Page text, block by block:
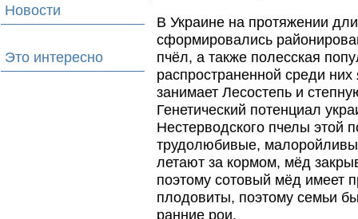
Новости
Это интересно
В Украине на протяжении
сформировались
пчёл, а также полесская
распространенной среди
занимает Лесостепь и
Генетический потенциал
Нестерводского пчелы этой
трудолюбивые,
летают за кормом, мёд
поэтому сотовый мёд имеет
плодовиты, поэтому семьи
ранние рои.